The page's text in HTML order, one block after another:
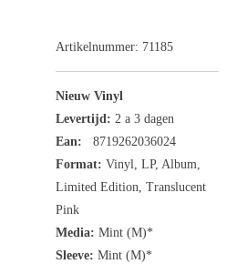
Artikelnummer: 71185
Nieuw Vinyl
Levertijd: 2 a 3 dagen
Ean: 8719262036024
Format: Vinyl, LP, Album,
Limited Edition, Translucent
Pink
Media: Mint (M)*
Sleeve: Mint (M)*